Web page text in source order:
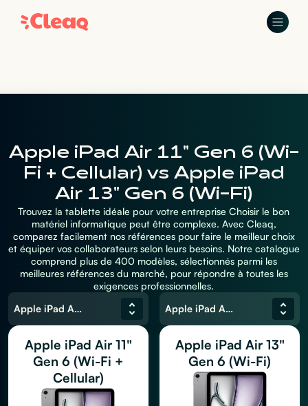
Apple iPad Air 11" Gen 6 (Wi-
Fi + Cellular) vs Apple iPad
Air 13" Gen 6 (Wi-Fi)
Trouvez la tablette idéale pour votre entreprise Choisir le bon
matériel informatique peut être complexe. Avec Cleaq,
comparez facilement nos références pour faire le meilleur choix
et équiper vos collaborateurs selon leurs besoins. Notre catalogue
comprend plus de 400 modèles, sélectionnés parmi les
meilleures références du marché, pour répondre à toutes les
exigences professionnelles.
Apple iPad Air 11" Gen 6 (Wi-Fi + Cellular)
Apple iPad Air 11"
Gen 6 (Wi-Fi +
Cellular)
Apple iPad Air 13" Gen 6 (Wi-Fi)
Apple iPad Air 13"
Gen 6 (Wi-Fi)